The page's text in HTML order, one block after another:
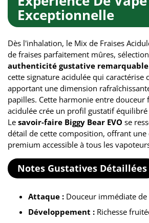
Exceptionnelle
Dès l'inhalation, le Mix de Fraises
de fraises parfaitement mûres,
authenticité gustative remarquable
cette signature acidulée qui caractérise
apportant une dimension
papilles. Cette harmonie entre douceur
acidulée crée un profil gustatif équilibré
Le savoir-faire Biggy Bear EVO se
détail de cette composition, offrant une
premium accessible à tous les
Notes Gustatives Détaillées
Attaque : Douceur immédiate
Développement : Richesse